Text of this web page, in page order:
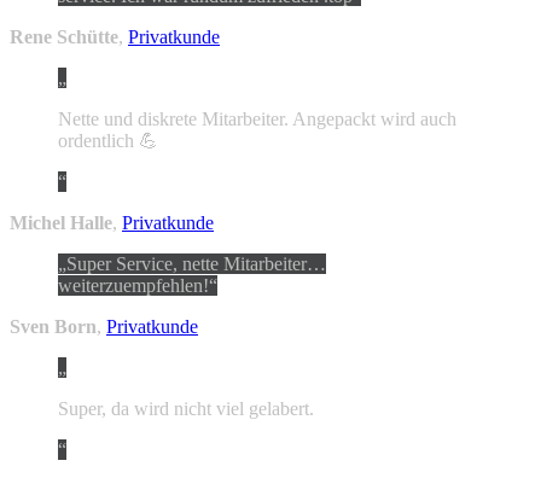
Rene Schütte, Privatkunde
Nette und diskrete Mitarbeiter. Angepackt wird auch
ordentlich 💪
Michel Halle, Privatkunde
Super Service, nette Mitarbeiter…
weiterzuempfehlen!
Sven Born, Privatkunde
Super, da wird nicht viel gelabert.